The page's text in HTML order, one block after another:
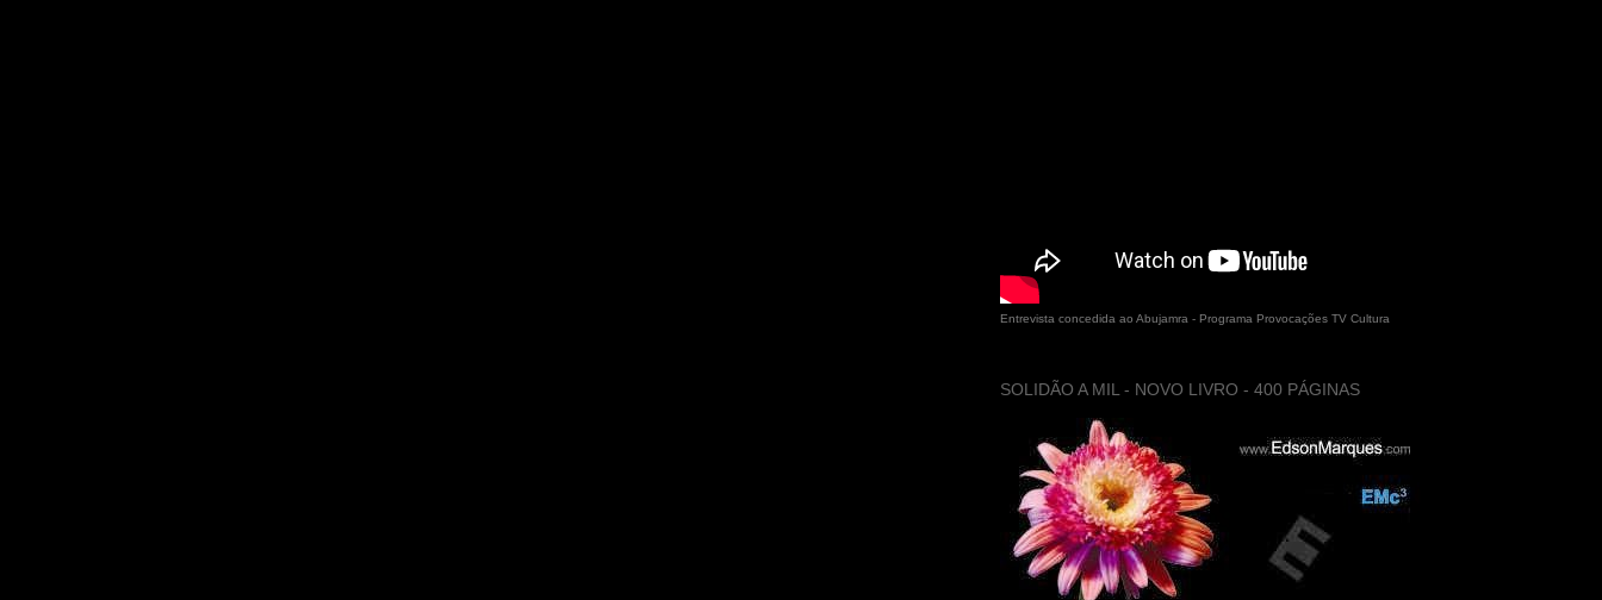
Entrevista concedida ao Abujamra - Programa Provocações TV Cultura
SOLIDÃO A MIL - NOVO LIVRO - 400 PÁGINAS